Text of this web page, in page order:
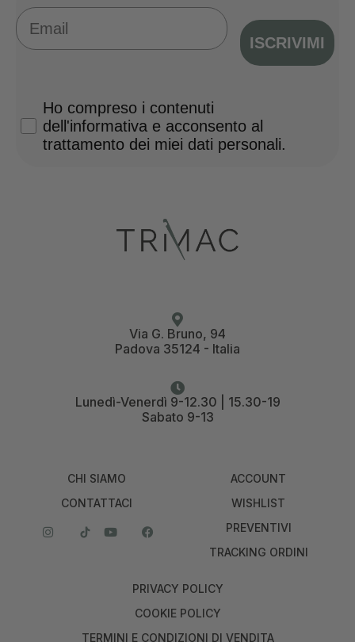
Email
ISCRIVIMI
Privacy Policy
Ho compreso i contenuti
dell'informativa e acconsento al
trattamento dei miei dati personali.
Via G. Bruno, 94
Padova 35124 - Italia
Lunedì-Venerdì 9-12.30 | 15.30-19
Sabato 9-13
CHI SIAMO
CONTATTACI
ACCOUNT
WISHLIST
PREVENTIVI
TRACKING ORDINI
PRIVACY POLICY
COOKIE POLICY
TERMINI E CONDIZIONI DI VENDITA